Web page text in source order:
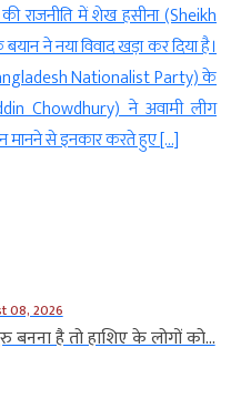
(Saudi Arabia), तुर्किए
मक्का में हुआ संयुक्त रक्षा
की बदलती रणनीतिक
जा रहा है। तीनों देशों के बीच हुए इस
करने की बात कही गई है। […]
08, 2026
बनना है तो हाशिए के लोगों को...